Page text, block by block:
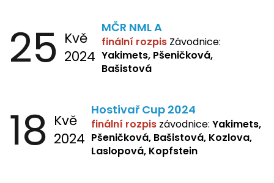
25 Kvě
2024
MČR NML A
finální rozpis Závodnice:
Yakimets, Pšeničková,
Bašistová
18 Kvě
2024
Hostivař Cup 2024
finální rozpis závodnice: Yakimets,
Pšeničková, Bašistová, Kozlova,
Laslopová, Kopfstein